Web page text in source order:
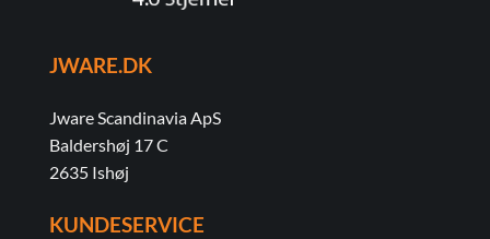
JWARE.DK
Jware Scandinavia ApS
Baldershøj 17 C
2635 Ishøj
KUNDESERVICE